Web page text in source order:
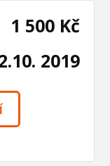
1 500 Kč
2019